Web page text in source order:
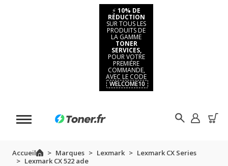
⚡ 10% DE
RÉDUCTION
SUR TOUS LES
PRODUITS DE
LA GAMME
TONER
SERVICES,
POUR VOTRE
PREMIÈRE
COMMANDE,
AVEC LE CODE
WELCOME10
Accueil Marques Lexmark
Lexmark CX Series
Lexmark CX 522 ade